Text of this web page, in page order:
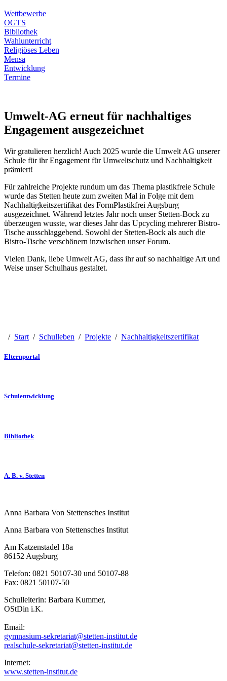
Wettbewerbe
OGTS
Bibliothek
Wahlunterricht
Religiöses Leben
Mensa
Entwicklung
Termine
Umwelt-AG erneut für nachhaltiges
Engagement ausgezeichnet
Wir gratulieren herzlich! Auch 2025 wurde die Umwelt AG unserer
Schule für ihr Engagement für Umweltschutz und Nachhaltigkeit
prämiert!
Für zahlreiche Projekte rundum um das Thema plastikfreie Schule
wurde das Stetten heute zum zweiten Mal in Folge mit dem
Nachhaltigkeitszertifikat des FormPlastikfrei Augsburg
ausgezeichnet. Während letztes Jahr noch unser Stetten-Bock zu
überzeugen wusste, war dieses Jahr das Upcycling mehrerer Bistro-
Tische ausschlaggebend. Sowohl der Stetten-Bock als auch die
Bistro-Tische verschönern inzwischen unser Forum.
Vielen Dank, liebe Umwelt AG, dass ihr auf so nachhaltige Art und
Weise unser Schulhaus gestaltet.
/ Start / Schulleben / Projekte / Nachhaltigkeitszertifikat
Elternportal
Schulentwicklung
Bibliothek
A. B. v. Stetten
Anna Barbara Von Stettensches Institut
Anna Barbara von Stettensches Institut
Am Katzenstadel 18a
86152 Augsburg
Telefon: 0821 50107-30 und 50107-88
Fax: 0821 50107-50
Schulleiterin: Barbara Kummer,
OStDin i.K.
Email:
gymnasium-sekretariat@stetten-institut.de
realschule-sekretariat@stetten-institut.de
Internet:
www.stetten-institut.de